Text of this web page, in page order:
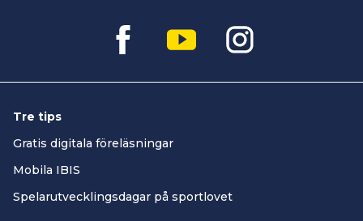
Tre tips
Gratis digitala föreläsningar
Mobila IBIS
Spelarutvecklingsdagar på sportlovet